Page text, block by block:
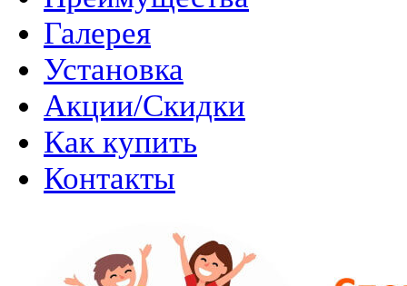
Галерея
Установка
Акции/Скидки
Как купить
Контакты